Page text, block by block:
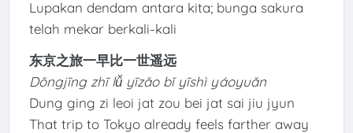
Lupakan dendam antara kita; bunga sakura
telah mekar berkali-kali
东京之旅一早比一世遥远
Dōngjīng zhī lǚ yīzǎo bǐ yīshì yáoyuǎn
Dung ging zi leoi jat zou bei jat sai jiu jyun
That trip to Tokyo already feels farther away